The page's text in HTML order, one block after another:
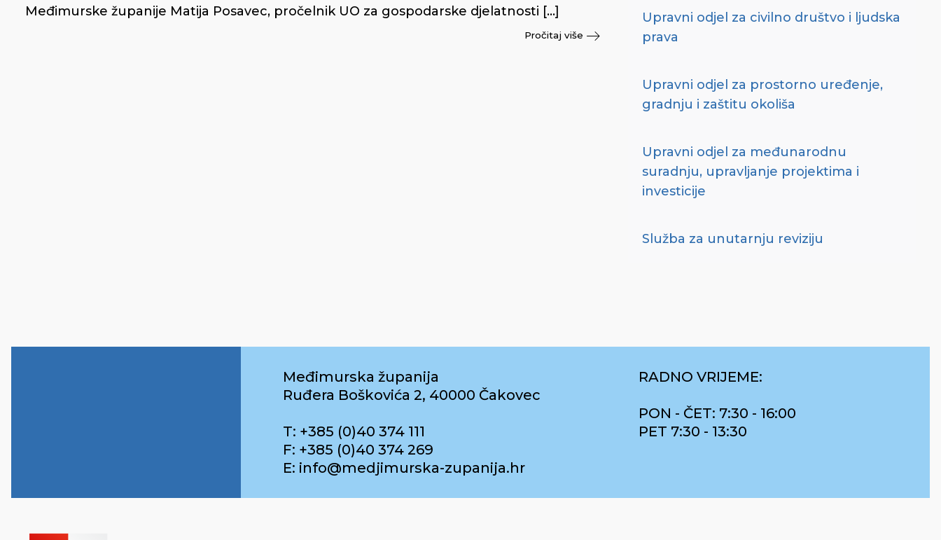
Međimurske županije Matija Posavec, pročelnik UO za gospodarske djelatnosti […]
Pročitaj više
Upravni odjel za civilno društvo i ljudska
prava
Upravni odjel za prostorno uređenje,
gradnju i zaštitu okoliša
Upravni odjel za međunarodnu
suradnju, upravljanje projektima i
investicije
Služba za unutarnju reviziju
Međimurska županija
Ruđera Boškovića 2, 40000 Čakovec
T: +385 (0)40 374 111
F: +385 (0)40 374 269
E: info@medjimurska-zupanija.hr
RADNO VRIJEME:
PON - ČET: 7:30 - 16:00
PET 7:30 - 13:30